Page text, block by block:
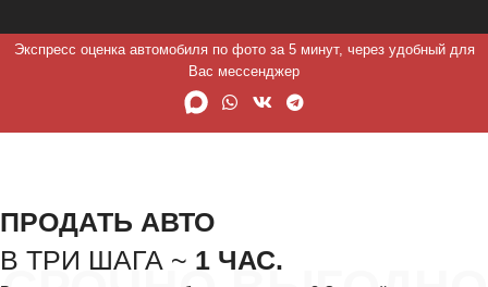
Экспресс оценка автомобиля по фото за 5 минут, через удобный для
Вас мессенджер
ПРОДАТЬ АВТО
В ТРИ ШАГА ~ 1 ЧАС.